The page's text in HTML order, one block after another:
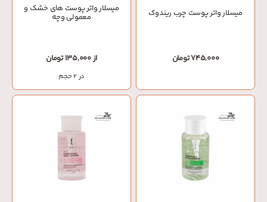
میسلار واتر پوست چرب ریندوک
745,000 تومان
میسلار واتر پوست های خشک و
معمولی وچه
از 135,000 تومان
در 2 حجم